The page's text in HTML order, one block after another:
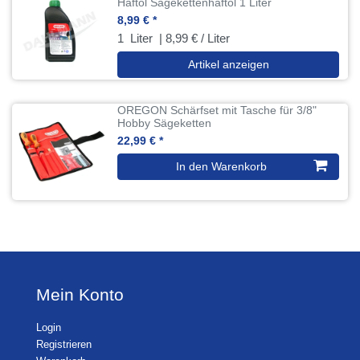
8,99 € *
1 Liter | 8,99 € / Liter
Artikel anzeigen
OREGON Schärfset mit Tasche für 3/8"
Hobby Sägeketten
22,99 € *
In den Warenkorb
Mein Konto
Login
Registrieren